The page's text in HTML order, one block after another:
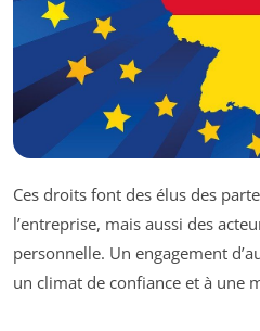
Ces droits font des élus des
l’entreprise, mais aussi des
personnelle. Un engagement
un climat de confiance et à une